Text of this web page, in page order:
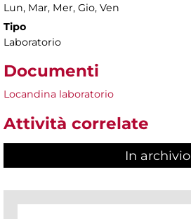
Lun, Mar, Mer, Gio, Ven
Tipo
Laboratorio
Documenti
Locandina laboratorio
Attività correlate
In archivio